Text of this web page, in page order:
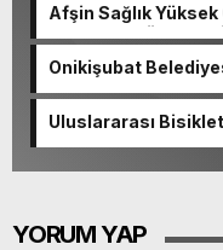
Afşin Sağlık
Okulunda görev
Onikişubat
başvurularında son
Uluslararası Bisiklet
YORUM YAP